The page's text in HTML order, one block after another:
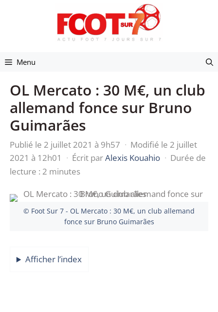
Menu
OL Mercato : 30 M€, un club
allemand fonce sur Bruno
Guimarães
Publié le 2 juillet 2021 à 9h57 · Modifié le 2 juillet
2021 à 12h01
· Écrit parAlexis Kouahio · Durée de
lecture : 2 minutes
© Foot Sur 7 - OL Mercato : 30 M€, un club allemand
fonce sur Bruno Guimarães
Afficher l’index